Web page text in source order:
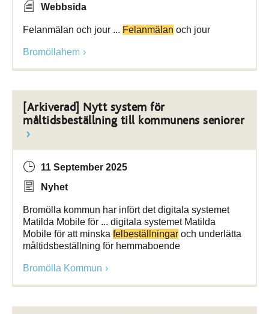
Webbsida
Felanmälan och jour ... Felanmälan och jour
Bromöllahem
[Arkiverad] Nytt system för
måltidsbeställning till kommunens seniorer
11 September 2025
Nyhet
Bromölla kommun har infört det digitala systemet
Matilda Mobile för ... digitala systemet Matilda
Mobile för att minska felbeställningar och underlätta
måltidsbeställning för hemmaboende
Bromölla Kommun